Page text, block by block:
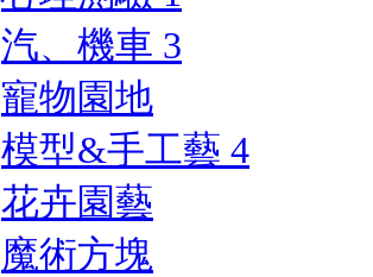
汽、機車 3
寵物園地
模型&手工藝 4
花卉園藝
魔術方塊